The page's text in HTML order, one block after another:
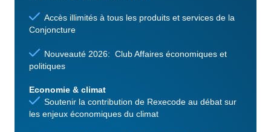
Accès illimités à tous les produits et services de la
Conjoncture
Nouveauté 2026: Club Affaires économiques et
politiques
Economie & climat
Soutenir la contribution de Rexecode au débat sur
les enjeux économiques du climat